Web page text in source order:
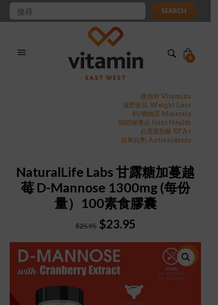
SEARCH
0
維他命 Vitamins
減肥食品 Weight Loss
鈣/礦物質 Minerals
關節保養品 Joint Health
必需脂肪酸 EFAs
抗氧化劑 Antioxidants
NaturalLife Labs 甘露糖加蔓越
莓 D-Mannose 1300mg (每份
量）100素食膠囊
$25.95 Original
was:
$25.95.
$23.95
is:
$23.95.
特價!